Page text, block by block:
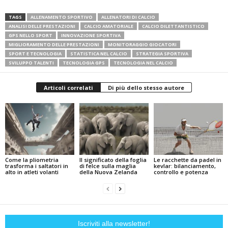
TAGS ALLENAMENTO SPORTIVO
ALLENATORI DI CALCIO
ANALISI DELLE PRESTAZIONI
CALCIO AMATORIALE
CALCIO DILETTANTISTICO
GPS NELLO SPORT
INNOVAZIONE SPORTIVA
MIGLIORAMENTO DELLE PRESTAZIONI
MONITORAGGIO GIOCATORI
SPORT E TECNOLOGIA
STATISTICA NEL CALCIO
STRATEGIA SPORTIVA
SVILUPPO TALENTI
TECNOLOGIA GPS TECNOLOGIA NEL CALCIO
Articoli correlati Di più dello stesso autore
Come la pliometria
trasforma i saltatori in
alto in atleti volanti
Il significato della foglia
di felce sulla maglia
della Nuova Zelanda
Le racchette da padel in
kevlar: bilanciamento,
controllo e potenza
Iscriviti alla newsletter!